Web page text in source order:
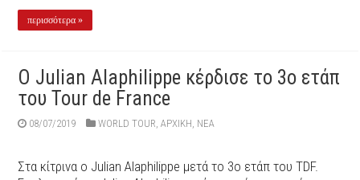
περισσότερα »
Ο Julian Alaphilippe κέρδισε το 3o ετάπ
του Tour de France
08/07/2019 WORLD TOUR ,ΑΡΧΙΚΉ ΝΕΑ
Στα κίτρινα ο Julian Alaphilippe μετά το 3ο ετάπ του TDF.